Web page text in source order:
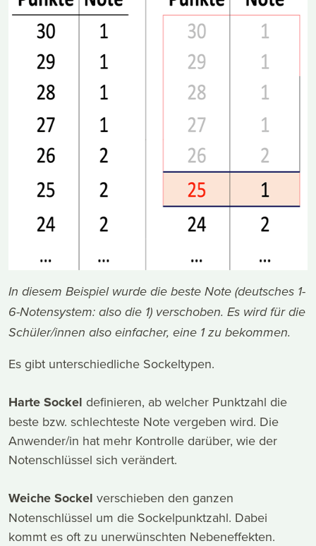
In diesem Beispiel wurde die beste Note (deutsches 1-
6-Notensystem: also die 1) verschoben. Es wird für die
Schüler/innen also einfacher, eine 1 zu bekommen.
Es gibt unterschiedliche Sockeltypen.
Harte Sockel definieren, ab welcher Punktzahl die
beste bzw. schlechteste Note vergeben wird. Die
Anwender/in hat mehr Kontrolle darüber, wie der
Notenschlüssel sich verändert.
Weiche Sockel verschieben den ganzen
Notenschlüssel um die Sockelpunktzahl. Dabei
kommt es oft zu unerwünschten Nebeneffekten.